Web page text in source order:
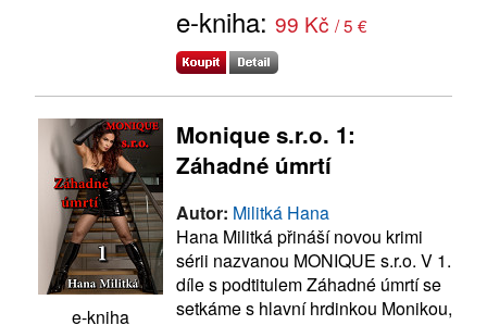
e-kniha: 99 Kč / 5 €
e-kniha
Monique s.r.o. 1:
Záhadné úmrtí
Autor: Militká Hana
Hana Militká přináší novou krimi
sérii nazvanou MONIQUE s.r.o. V 1.
díle s podtitulem Záhadné úmrtí se
setkáme s hlavní hrdinkou Monikou,